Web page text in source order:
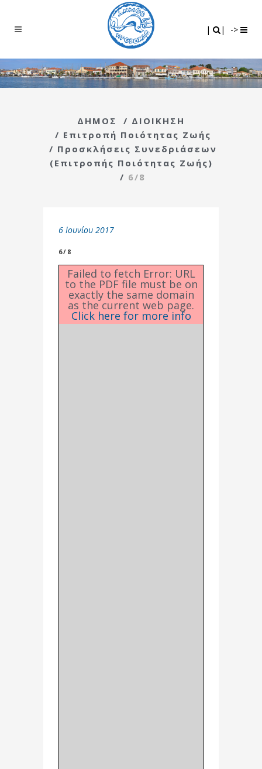
| | ->
ΔΗΜΟΣ / ΔΙΟΙΚΗΣΗ
/ Επιτροπή Ποιότητας Ζωής
/ Προσκλήσεις Συνεδριάσεων
(Επιτροπής Ποιότητας Ζωής)
/ 6/8
6 Ιουνίου 2017
6/8
Failed to fetch Error: URL
to the PDF file must be on
exactly the same domain
as the current web page.
Click here for more info